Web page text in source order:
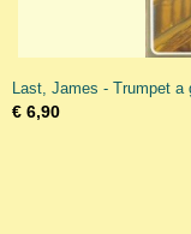
Last, James - Trumpet a
€ 6,90